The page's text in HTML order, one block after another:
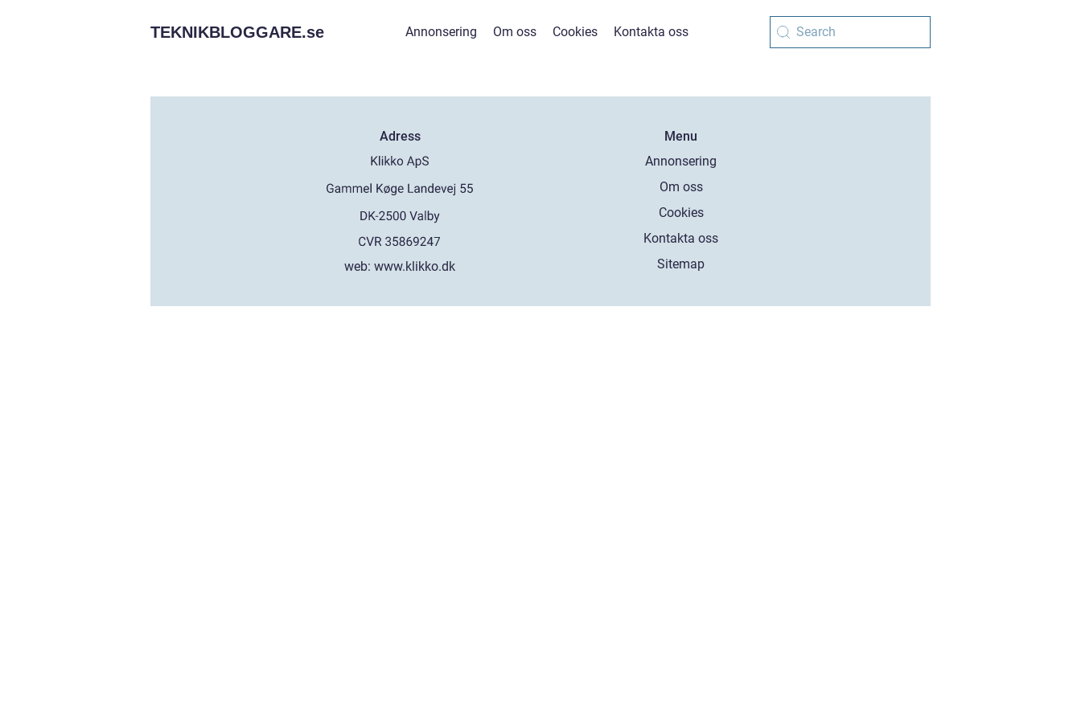
TEKNIKBLOGGARE.se Annonsering Om oss Cookies Kontakta oss
Adress
web:www.klikko.dk
Menu
Annonsering
Om oss
Cookies
Kontakta oss
Sitemap